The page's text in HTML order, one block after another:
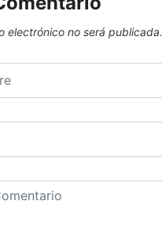
electrónico no será publicada.